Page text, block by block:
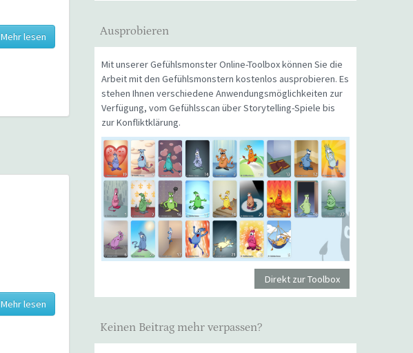
Mehr lesen
Mehr lesen
Ausprobieren
Mit unserer Gefühlsmonster Online-Toolbox können Sie die
Arbeit mit den Gefühlsmonstern kostenlos ausprobieren. Es
stehen Ihnen verschiedene Anwendungsmöglichkeiten zur
Verfügung, vom Gefühlsscan über Storytelling-Spiele bis
zur Konfliktklärung.
Direkt zur Toolbox
Keinen Beitrag mehr verpassen?